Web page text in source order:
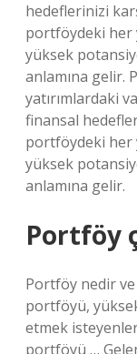
hedeflerinizi
portföydeki her
yüksek
anlamına gelir.
yatırımlardaki
finansal
portföydeki her
yüksek
anlamına gelir.
Portföy
Portföy nedir ve
portföyü,
etmek
portföyü …